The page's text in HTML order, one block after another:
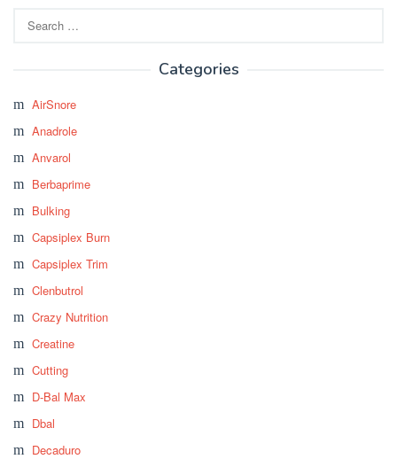
for:
Categories
AirSnore
Anadrole
Anvarol
Berbaprime
Bulking
Capsiplex Burn
Capsiplex Trim
Clenbutrol
Crazy Nutrition
Creatine
Cutting
D-Bal Max
Dbal
Decaduro